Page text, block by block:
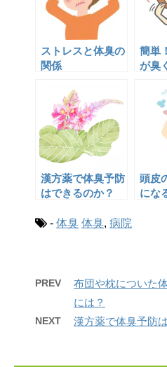
ストレスと体臭の
関係
簡単
が臭
漢方薬で体臭予防
はできるのか？
頭皮
にな
- 体臭 体臭, 病院
PREV
布団や枕についた
には？
NEXT 漢方薬で体臭予防